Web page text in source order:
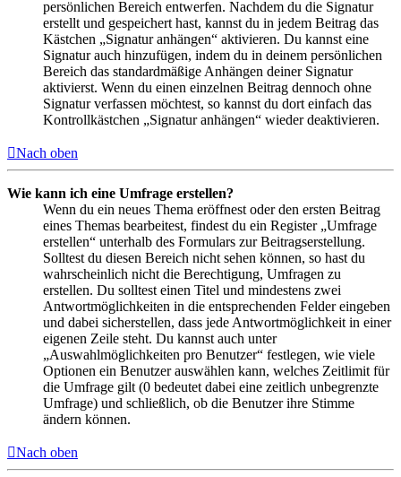
persönlichen Bereich entwerfen. Nachdem du die Signatur
erstellt und gespeichert hast, kannst du in jedem Beitrag das
Kästchen „Signatur anhängen“ aktivieren. Du kannst eine
Signatur auch hinzufügen, indem du in deinem persönlichen
Bereich das standardmäßige Anhängen deiner Signatur
aktivierst. Wenn du einen einzelnen Beitrag dennoch ohne
Signatur verfassen möchtest, so kannst du dort einfach das
Kontrollkästchen „Signatur anhängen“ wieder deaktivieren.
Nach oben
Wie kann ich eine Umfrage erstellen?
Wenn du ein neues Thema eröffnest oder den ersten Beitrag
eines Themas bearbeitest, findest du ein Register „Umfrage
erstellen“ unterhalb des Formulars zur Beitragserstellung.
Solltest du diesen Bereich nicht sehen können, so hast du
wahrscheinlich nicht die Berechtigung, Umfragen zu
erstellen. Du solltest einen Titel und mindestens zwei
Antwortmöglichkeiten in die entsprechenden Felder eingeben
und dabei sicherstellen, dass jede Antwortmöglichkeit in einer
eigenen Zeile steht. Du kannst auch unter
„Auswahlmöglichkeiten pro Benutzer“ festlegen, wie viele
Optionen ein Benutzer auswählen kann, welches Zeitlimit für
die Umfrage gilt (0 bedeutet dabei eine zeitlich unbegrenzte
Umfrage) und schließlich, ob die Benutzer ihre Stimme
ändern können.
Nach oben